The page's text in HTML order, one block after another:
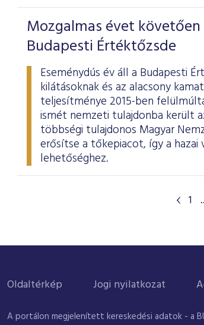
Mozgalmas évet
Budapesti Értéktőzsde
Eseménydús év áll a Budapesti
kilátásoknak és az alacsony
teljesítménye 2015-ben
ismét nemzeti tulajdonba került
többségi tulajdonos Magyar
erősítse a tőkepiacot, így a
lehetőséghez.
1
Oldaltérkép Jogi nyilatkozat
A portálon megjelenített kereskedési adatok - a